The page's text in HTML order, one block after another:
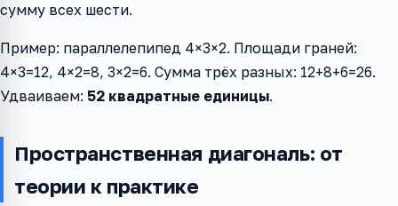
сумму всех шести.
Пример: параллелепипед 4×3×2. Площади граней:
4×3=12, 4×2=8, 3×2=6. Сумма трёх разных: 12+8+6=26.
Удваиваем: 52 квадратные единицы.
Пространственная диагональ: от
теории к практике